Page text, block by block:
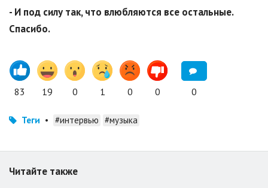
- И под силу так, что влюбляются все остальные.
Спасибо.
83 19 0 1 0 0 0
Теги • #интервью #музыка
Читайте также